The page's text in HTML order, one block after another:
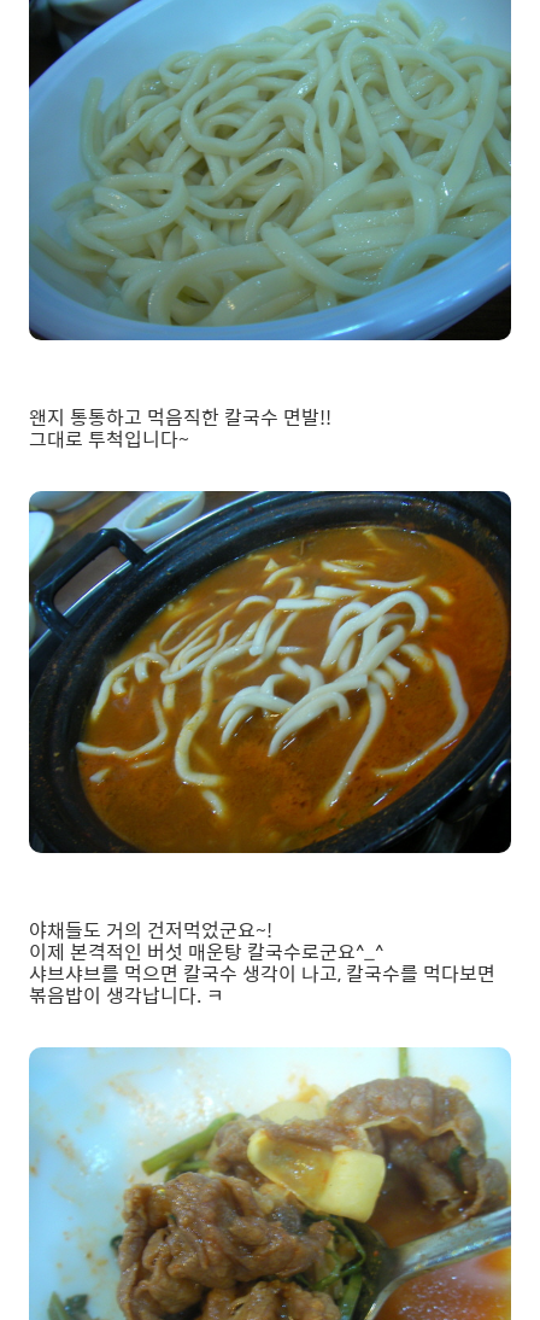
왠지 통통하고 먹음직한 칼국수 면발!!
그대로 투척입니다~
야채들도 거의 건저먹었군요~!
이제 본격적인 버섯 매운탕 칼국수로군요^_^
샤브샤브를 먹으면 칼국수 생각이 나고, 칼국수를 먹다보면
볶음밥이 생각납니다. ㅋ